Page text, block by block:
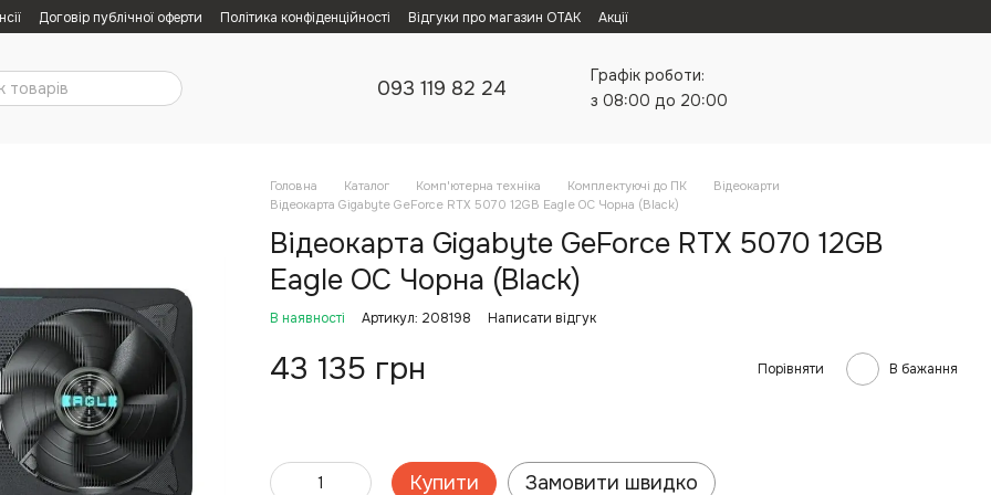
Договір публічної оферти Політика конфіденційності Відгуки про магазин ОТАК Акції
093 119 82 24
Графік роботи:
з 08:00 до 20:00
Головна Каталог Комп'ютерна техніка Комплектуючі до ПК
Відеокарти
Відеокарта Gigabyte GeForce RTX 5070 12GB Eagle OC Чорна (Black)
Відеокарта Gigabyte GeForce RTX 5070 12GB
Eagle OC Чорна (Black)
В наявності Артикул: 208198 Написати відгук
43 135 грн Порівняти В бажання
Купити Замовити швидко